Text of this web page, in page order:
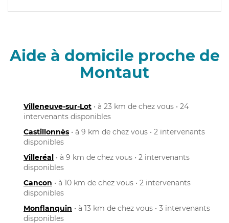
Aide à domicile proche de
Montaut
Villeneuve-sur-Lot • à 23 km de chez vous • 24
intervenants disponibles
Castillonnès • à 9 km de chez vous • 2 intervenants
disponibles
Villeréal • à 9 km de chez vous • 2 intervenants
disponibles
Cancon • à 10 km de chez vous • 2 intervenants
disponibles
Monflanquin • à 13 km de chez vous • 3 intervenants
disponibles